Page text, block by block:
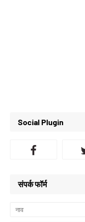
Social Plugin
संपर्क फॉर्म